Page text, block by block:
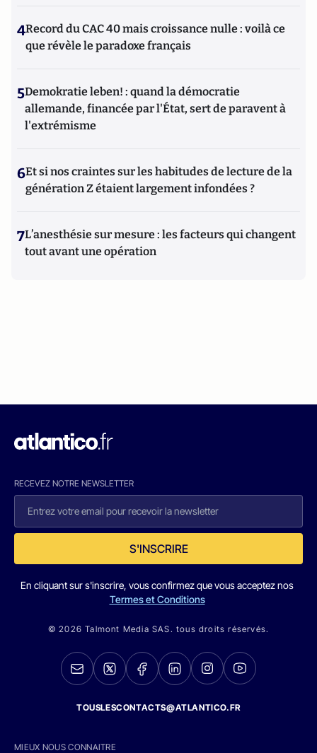
4Record du CAC 40 mais croissance nulle : voilà ce
que révèle le paradoxe français
5Demokratie leben! : quand la démocratie
allemande, financée par l'État, sert de paravent à
l'extrémisme
6Et si nos craintes sur les habitudes de lecture de la
génération Z étaient largement infondées ?
7L’anesthésie sur mesure : les facteurs qui changent
tout avant une opération
RECEVEZ NOTRE NEWSLETTER
S'INSCRIRE
En cliquant sur s'inscrire, vous confirmez que vous acceptez nos
Termes et Conditions
© 2026 Talmont Media SAS. tous droits réservés.
TOUSLESCONTACTS@ATLANTICO.FR
MIEUX NOUS CONNAITRE